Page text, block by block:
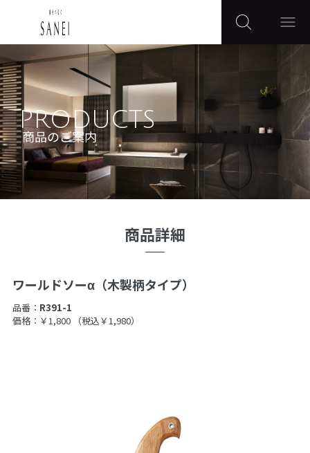
PRODUCTS
商品のご案内
商品詳細
ワールドソーα（木製柄タイプ）
品番： R391-1
価格：￥1,800
（税込￥1,980）